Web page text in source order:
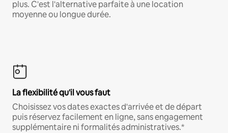
plus. C'est l'alternative parfaite à une location
moyenne ou longue durée.
La flexibilité qu'il vous faut
Choisissez vos dates exactes d'arrivée et de départ
puis réservez facilement en ligne, sans engagement
supplémentaire ni formalités administratives.*